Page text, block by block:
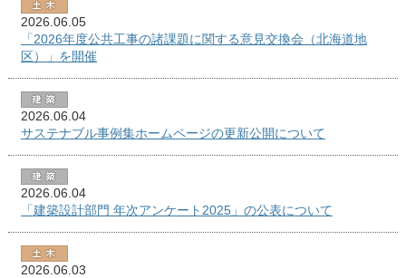
2026.06.05
「2026年度公共工事の諸課題に関する意見交換会（北海道地
区）」を開催
2026.06.04
サステナブル事例集ホームページの更新公開について
2026.06.04
「建築設計部門 年次アンケート2025」の公表について
2026.06.03